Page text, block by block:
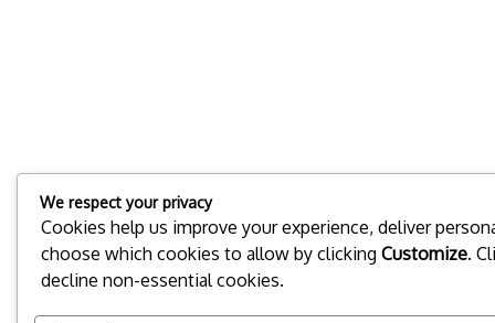
We respect your privacy
Cookies help us improve your experience, deliver
choose which cookies to allow by clicking Customize.
decline non-essential cookies.